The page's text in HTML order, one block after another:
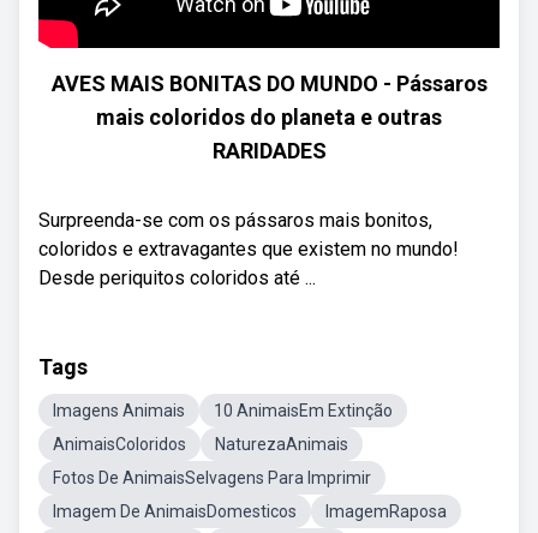
AVES MAIS BONITAS DO MUNDO - Pássaros
mais coloridos do planeta e outras
RARIDADES
Surpreenda-se com os pássaros mais bonitos,
coloridos e extravagantes que existem no mundo!
Desde periquitos coloridos até ...
Tags
Imagens Animais
10 AnimaisEm Extinção
AnimaisColoridos
NaturezaAnimais
Fotos De AnimaisSelvagens Para Imprimir
Imagem De AnimaisDomesticos
ImagemRaposa